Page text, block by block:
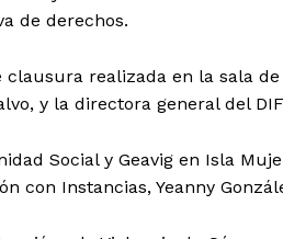
de derechos.
realizada en la sala
y la directora general del
Social y Geavig en Isla
con Instancias, Yeanny